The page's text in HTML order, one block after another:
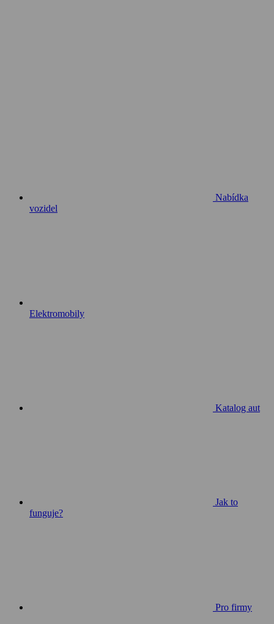
Nabídka
vozidel
Elektromobily
Katalog aut
Jak to
funguje?
Pro firmy